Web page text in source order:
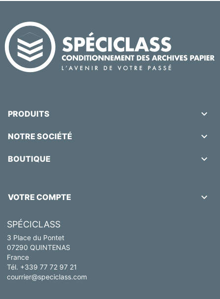
PRODUITS 
NOTRE SOCIÉTÉ 
BOUTIQUE 
VOTRE COMPTE 
SPÉCICLASS
3 Place du Pontet
07290 QUINTENAS
France
Tél. +339 77 72 97 21
courrier@speciclass.com